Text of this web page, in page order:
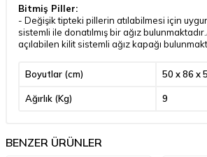
Bitmiş Piller:
- Değişik tipteki pillerin atılabilmesi için
sistemli ile donatılmış bir ağız
açılabilen kilit sistemli ağız kapağı
Boyutlar (cm) 50 x 86 x
Ağırlık (Kg) 9
BENZER ÜRÜNLER